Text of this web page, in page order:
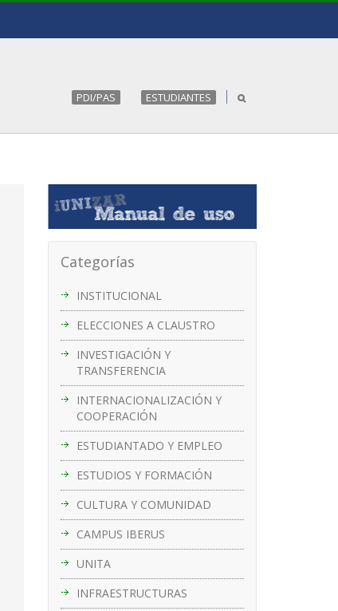
PDI/PAS ESTUDIANTES
Categorías
INSTITUCIONAL
ELECCIONES A CLAUSTRO
INVESTIGACIÓN Y
TRANSFERENCIA
INTERNACIONALIZACIÓN Y
COOPERACIÓN
ESTUDIANTADO Y EMPLEO
ESTUDIOS Y FORMACIÓN
CULTURA Y COMUNIDAD
CAMPUS IBERUS
UNITA
INFRAESTRUCTURAS